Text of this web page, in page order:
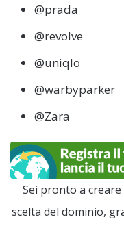
@prada
@revolve
@uniqlo
@warbyparker
@Zara
Sei pronto a
scelta del dominio,